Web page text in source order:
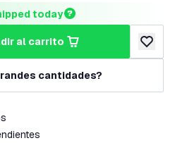
today
al carrito
añadir
cantidades?